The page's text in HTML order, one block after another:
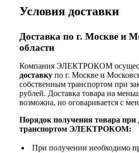
Условия доставки
Доставка по г. Москве и
области
Компания ЭЛЕКТРОКОМ
доставку по г. Москве и
собственным транспортом при
рублей. Доставка товара на
возможна, но оговаривается с
Порядок получения товара при
транспортом ЭЛЕКТРОКОМ:
При получении необходимо